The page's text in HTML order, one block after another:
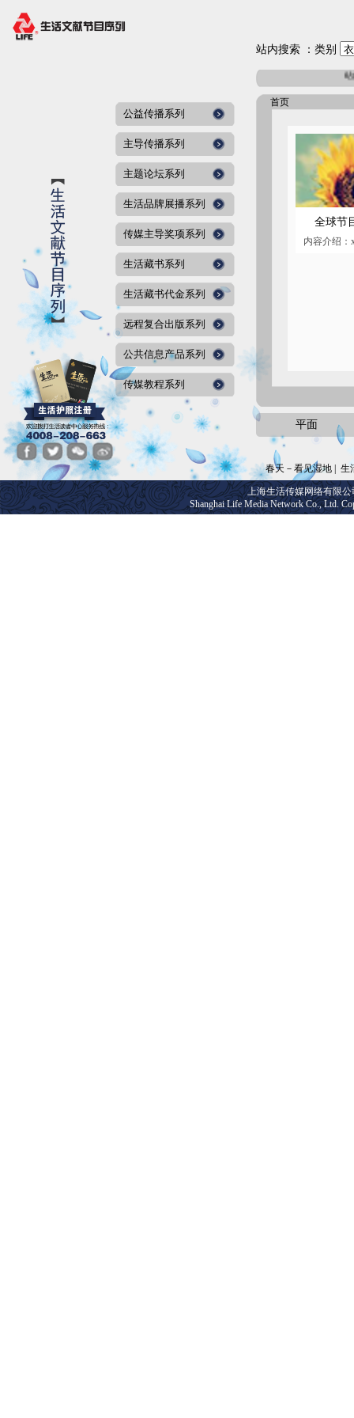
站内搜索 ：类别
站内
公益传播系列
主导传播系列
主题论坛系列
生活品牌展播系列
传媒主导奖项系列
生活藏书系列
生活藏书代金系列
远程复合出版系列
公共信息产品系列
传媒教程系列
首页
全球节
平面
春天－看见湿地 生
上海生活传媒网络有限公
Shanghai Life Media Network Co., Ltd.